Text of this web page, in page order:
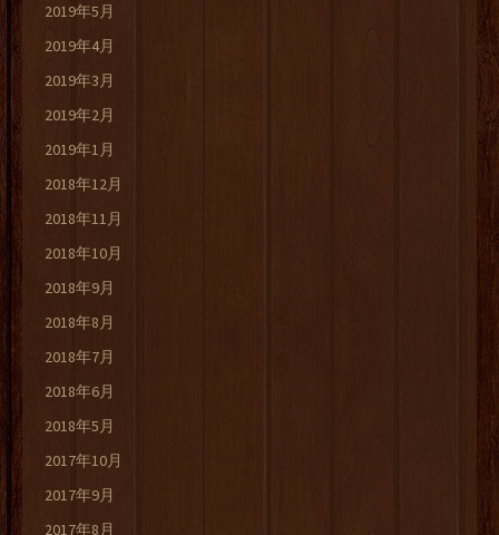
2019年5月
2019年4月
2019年3月
2019年2月
2019年1月
2018年12月
2018年11月
2018年10月
2018年9月
2018年8月
2018年7月
2018年6月
2018年5月
2017年10月
2017年9月
2017年8月